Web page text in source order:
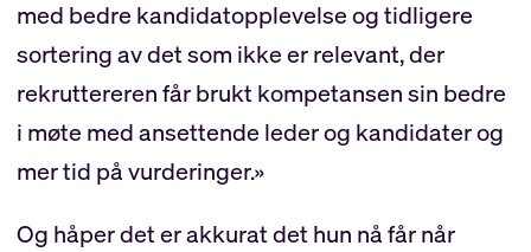
med bedre kandidatopplevelse og tidligere
sortering av det som ikke er relevant, der
rekruttereren får brukt kompetansen sin bedre
i møte med ansettende leder og kandidater og
mer tid på vurderinger.»
Og håper det er akkurat det hun nå får når